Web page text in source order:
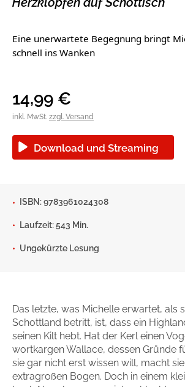
Man sieht sich
Zum Titel
Reihen
Gib dem Monster keine
Indigo Wild - Folge 1
Autorinnen und Autoren
Eine unerwartete Begegnung bringt
schnell ins Wanken
14,99 €
inkl. MwSt. zzgl. Versand
Download und Streaming
ISBN: 9783961024308
Laufzeit: 543 Min.
Ungekürzte Lesung
Das letzte, was Michelle erwartet, als
Schottland betritt, ist, dass ein
seinen Kilt hebt. Hat der Kerl einen
wortkargen Wallace, dessen Gründe
sie gar nicht erst wissen will, macht
extragroßen Bogen. Doch in einem